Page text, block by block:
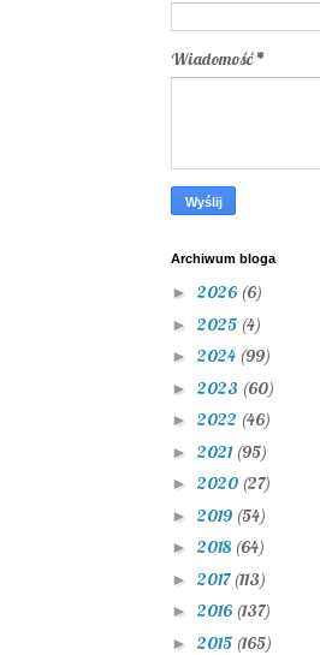
Wiadomość*
Archiwum bloga
► 2026 (6)
► 2025 (4)
► 2024 (99)
► 2023 (60)
► 2022 (46)
► 2021 (95)
► 2020 (27)
► 2019 (54)
► 2018 (64)
► 2017(113)
► 2016 (137)
► 2015 (165)